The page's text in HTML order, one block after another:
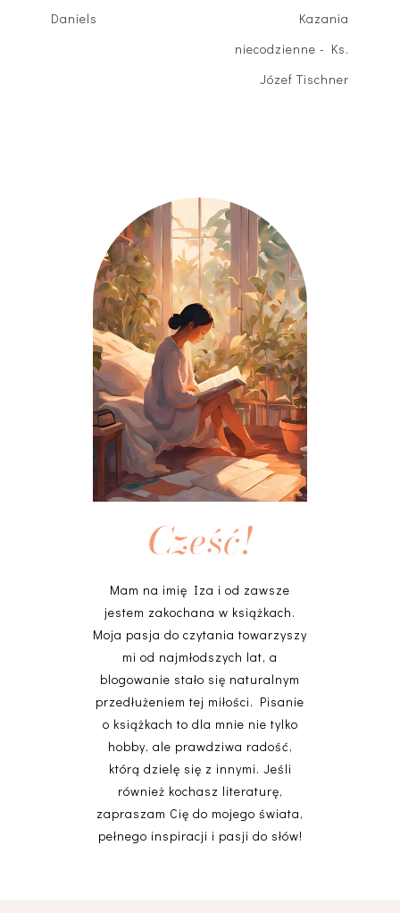
Daniels
Kazania
niecodzienne - Ks.
Józef Tischner
Cześć!
Mam na imię Iza i od zawsze
jestem zakochana w książkach.
Moja pasja do czytania towarzyszy
mi od najmłodszych lat, a
blogowanie stało się naturalnym
przedłużeniem tej miłości. Pisanie
o książkach to dla mnie nie tylko
hobby, ale prawdziwa radość,
którą dzielę się z innymi. Jeśli
również kochasz literaturę,
zapraszam Cię do mojego świata,
pełnego inspiracji i pasji do słów!